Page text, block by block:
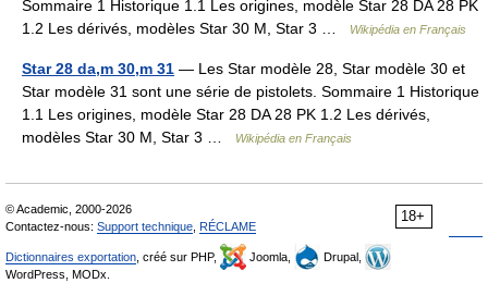
Sommaire 1 Historique 1.1 Les origines, modèle Star 28 DA 28 PK
1.2 Les dérivés, modèles Star 30 M, Star 3 …
Wikipédia en Français
Star 28 da,m 30,m 31 — Les Star modèle 28, Star modèle 30 et
Star modèle 31 sont une série de pistolets. Sommaire 1 Historique
1.1 Les origines, modèle Star 28 DA 28 PK 1.2 Les dérivés,
modèles Star 30 M, Star 3 …
Wikipédia en Français
18+
© Academic, 2000-2026
Contactez-nous: Support technique RÉCLAME
Dictionnaires exportation , créé sur PHP, Joomla,
Drupal,
WordPress, MODx.